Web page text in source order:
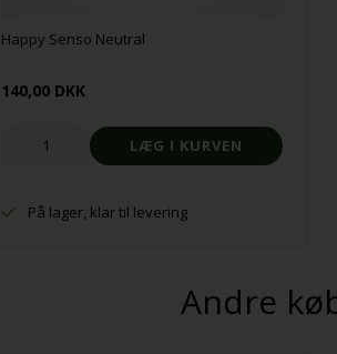
Happy Senso Neutral
140,00 DKK
På lager, klar til levering
Andre